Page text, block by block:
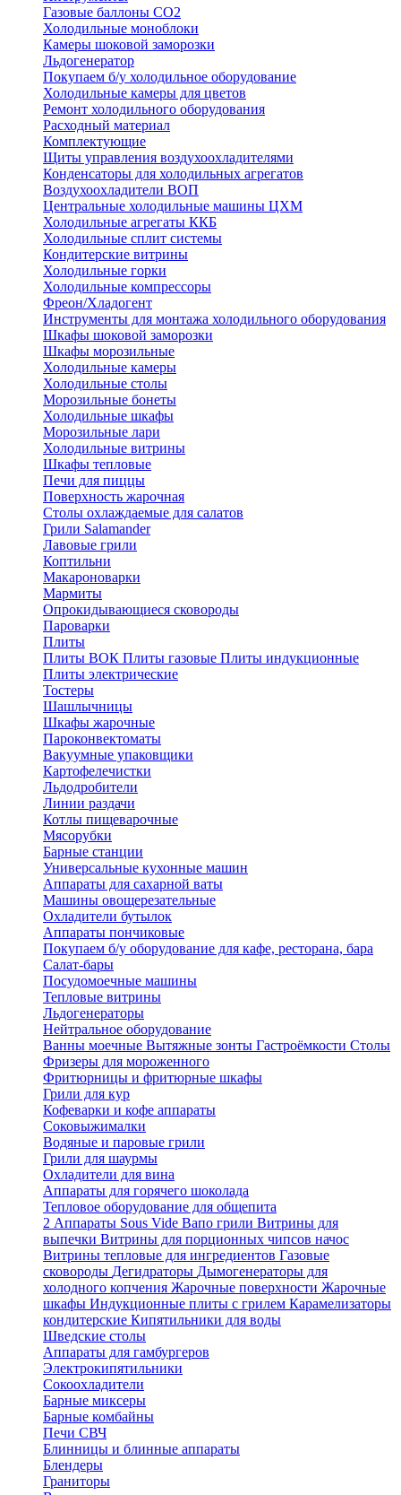
Газовые баллоны CO2
Холодильные моноблоки
Камеры шоковой заморозки
Льдогенератор
Покупаем б/у холодильное оборудование
Холодильные камеры для цветов
Ремонт холодильного оборудования
Расходный материал
Комплектующие
Щиты управления воздухоохладителями
Конденсаторы для холодильных агрегатов
Воздухоохладители ВОП
Центральные холодильные машины ЦХМ
Холодильные агрегаты ККБ
Холодильные cплит системы
Кондитерские витрины
Холодильные горки
Холодильные компрессоры
Фреон/Хладогент
Инструменты для монтажа холодильного оборудования
Шкафы шоковой заморозки
Шкафы морозильные
Холодильные камеры
Холодильные столы
Морозильные бонеты
Холодильные шкафы
Морозильные лари
Холодильные витрины
Шкафы тепловые
Печи для пиццы
Поверхность жарочная
Столы охлаждаемые для салатов
Грили Salamander
Лавовые грили
Коптильни
Макароноварки
Мармиты
Опрокидывающиеся сковороды
Пароварки
Плиты
Плиты ВОК Плиты газовые Плиты индукционные
Плиты электричеcкие
Тостеры
Шашлычницы
Шкафы жарочные
Пароконвектоматы
Вакуумные упаковщики
Картофелечистки
Льдодробители
Линии раздачи
Котлы пищеварочные
Мясорубки
Барные станции
Универсальные кухонные машин
Аппараты для сахарной ваты
Машины овощерезательные
Охладители бутылок
Аппараты пончиковые
Покупаем б/у оборудование для кафе, ресторана, бара
Салат-бары
Посудомоечные машины
Тепловые витрины
Льдогенераторы
Нейтральное оборудование
Ванны моечные Вытяжные зонты Гастроёмкости Столы
Фризеры для мороженного
Фритюрницы и фритюрные шкафы
Грили для кур
Кофеварки и кофе аппараты
Соковыжималки
Водяные и паровые грили
Грили для шаурмы
Охладители для вина
Аппараты для горячего шоколада
Тепловое оборудование для общепита
2 Аппараты Sous Vide Вапо грили Витрины для
выпечки Витрины для порционных чипсов начос
Витрины тепловые для ингредиентов Газовые
сковороды Дегидраторы Дымогенераторы для
холодного копчения Жарочные поверхности Жарочные
шкафы Индукционные плиты с грилем Карамелизаторы
кондитерские Кипятильники для воды
Шведские столы
Аппараты для гамбургеров
Электрокипятильники
Сокоохладители
Барные миксеры
Барные комбайны
Печи СВЧ
Блинницы и блинные аппараты
Блендеры
Граниторы